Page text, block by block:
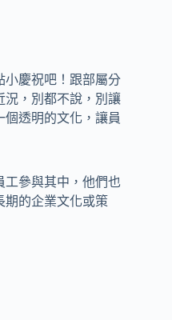
小慶祝吧！跟部屬分
況，別都不說，別讓
透明的文化，讓員
工參與其中，他們也
期的企業文化或策